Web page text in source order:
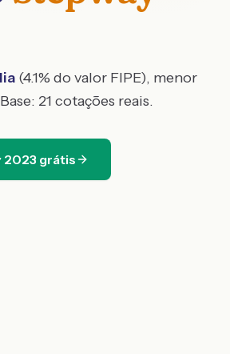
(4.1% do valor FIPE), menor
21 cotações reais.
2023 grátis